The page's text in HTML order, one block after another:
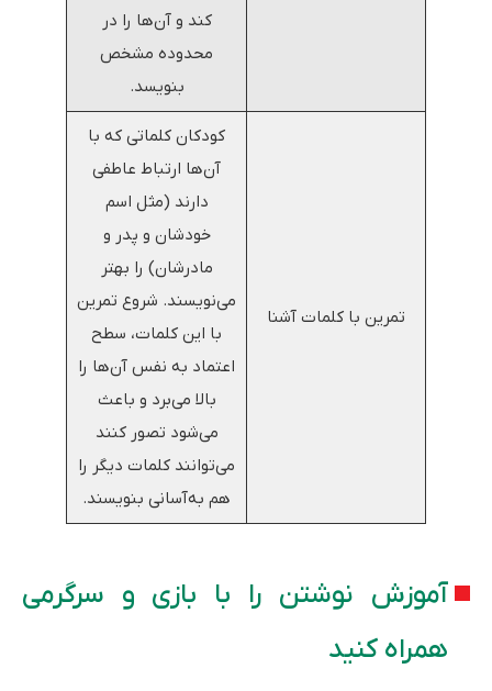
کند و آن‌ها را در
محدوده مشخص
بنویسد.
تمرین با کلمات آشنا
کودکان کلماتی که با
آن‌ها ارتباط عاطفی
دارند (مثل اسم
خودشان و پدر و
مادرشان) را بهتر
می‌نویسند. شروع تمرین
با این کلمات، سطح
اعتماد به نفس آن‌ها را
بالا می‌برد و باعث
می‌شود تصور کنند
می‌توانند کلمات دیگر را
هم به‌آسانی بنویسند.
آموزش نوشتن را با بازی و سرگرمی
همراه کنید